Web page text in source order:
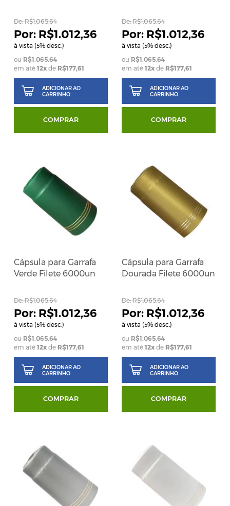
De:R$1.065,64
R$1.012,36
à vista (5% desc.)
R$1.065,64
em até12x de R$177,61
ADICIONAR AO
CARRINHO
COMPRAR
De:R$1.065,64
R$1.012,36
à vista (5% desc.)
R$1.065,64
em até 12xde R$177,61
ADICIONAR AO
CARRINHO
COMPRAR
Cápsula para Garrafa
Verde Filete 6000un
De:R$1.065,64
R$1.012,36
à vista (5% desc.)
R$1.065,64
em até12x de R$177,61
ADICIONAR AO
CARRINHO
COMPRAR
Cápsula para Garrafa
Dourada Filete 6000un
De:R$1.065,64
R$1.012,36
à vista (5% desc.)
R$1.065,64
em até 12xde R$177,61
ADICIONAR AO
CARRINHO
COMPRAR